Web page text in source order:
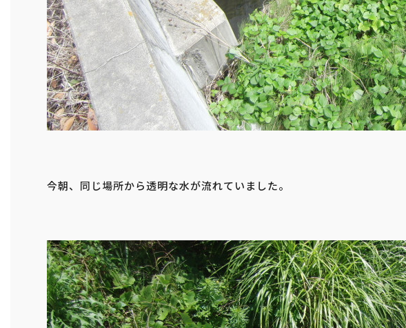
今朝、同じ場所から透明な水が流れていました。